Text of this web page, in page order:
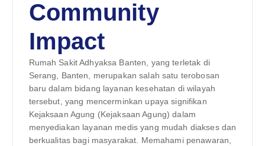
Community
Impact
Rumah Sakit Adhyaksa Banten, yang terletak di
Serang, Banten, merupakan salah satu terobosan
baru dalam bidang layanan kesehatan di wilayah
tersebut, yang mencerminkan upaya signifikan
Kejaksaan Agung (Kejaksaan Agung) dalam
menyediakan layanan medis yang mudah diakses dan
berkualitas bagi masyarakat. Memahami penawaran,